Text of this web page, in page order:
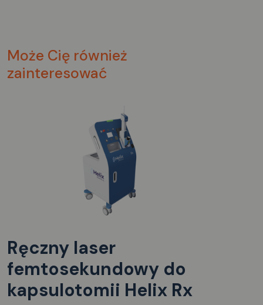
Może Cię również
zainteresować
Ręczny laser
femtosekundowy do
kapsulotomii Helix Rx